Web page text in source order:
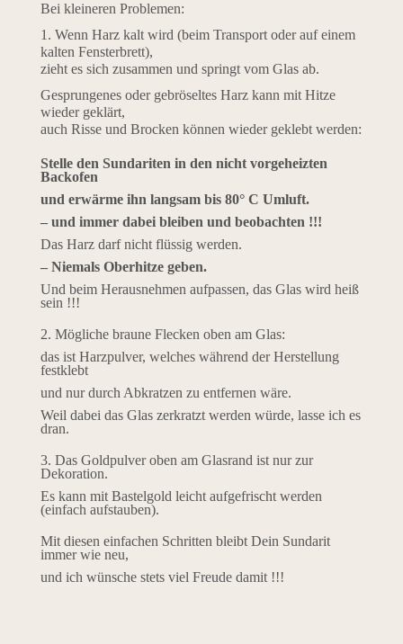
Bei kleineren Problemen:
1. Wenn Harz kalt wird (beim Transport oder auf einem
kalten Fensterbrett),
zieht es sich zusammen und springt vom Glas ab.
Gesprungenes oder gebröseltes Harz kann mit Hitze
wieder geklärt,
auch Risse und Brocken können wieder geklebt werden:
Stelle den Sundariten in den nicht vorgeheizten
Backofen
und erwärme ihn langsam bis 80° C Umluft.
– und immer dabei bleiben und beobachten !!!
Das Harz darf nicht flüssig werden.
– Niemals Oberhitze geben.
Und beim Herausnehmen aufpassen, das Glas wird heiß
sein !!!
2. Mögliche braune Flecken oben am Glas:
das ist Harzpulver, welches während der Herstellung
festklebt
und nur durch Abkratzen zu entfernen wäre.
Weil dabei das Glas zerkratzt werden würde, lasse ich es
dran.
3. Das Goldpulver oben am Glasrand ist nur zur
Dekoration.
Es kann mit Bastelgold leicht aufgefrischt werden
(einfach aufstauben).
Mit diesen einfachen Schritten bleibt Dein Sundarit
immer wie neu,
und ich wünsche stets viel Freude damit !!!